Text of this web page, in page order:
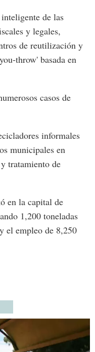
de las
y legales,
de reutilización y
throw' basada en
casos de
informales
municipales en
tratamiento de
en la capital de
1,200 toneladas
el empleo de 8,250